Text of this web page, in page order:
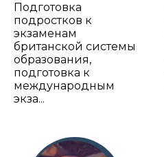
Подготовка
подростков к
экзаменам
британской системы
образования,
подготовка к
международным
экза...